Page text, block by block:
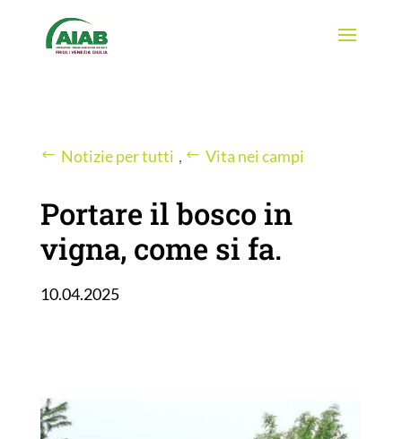
Notizie per tutti , Vita nei campi
Portare il bosco in
vigna, come si fa.
10.04.2025